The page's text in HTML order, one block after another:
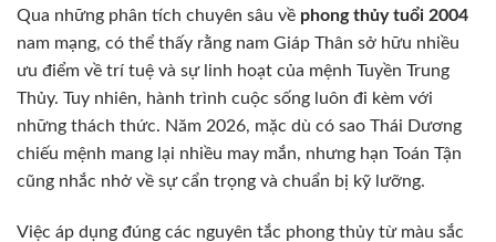
Qua những phân tích chuyên sâu về phong thủy tuổi 2004
nam mạng, có thể thấy rằng nam Giáp Thân sở hữu nhiều
ưu điểm về trí tuệ và sự linh hoạt của mệnh Tuyền Trung
Thủy. Tuy nhiên, hành trình cuộc sống luôn đi kèm với
những thách thức. Năm 2026, mặc dù có sao Thái Dương
chiếu mệnh mang lại nhiều may mắn, nhưng hạn Toán Tận
cũng nhắc nhở về sự cẩn trọng và chuẩn bị kỹ lưỡng.
Việc áp dụng đúng các nguyên tắc phong thủy từ màu sắc